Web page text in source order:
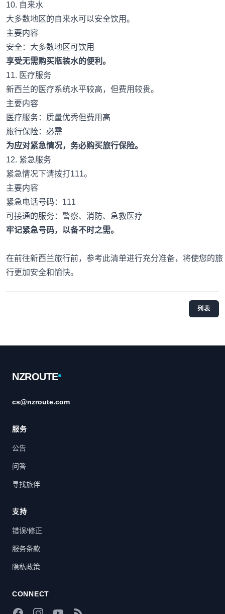
10. 自来水
大多数地区的自来水可以安全饮用。
主要内容
安全：大多数地区可饮用
享受无需购买瓶装水的便利。
11. 医疗服务
新西兰的医疗系统水平较高，但费用较贵。
主要内容
医疗服务：质量优秀但费用高
旅行保险：必需
为应对紧急情况，务必购买旅行保险。
12. 紧急服务
紧急情况下请拨打111。
主要内容
紧急电话号码：111
可接通的服务：警察、消防、急救医疗
牢记紧急号码，以备不时之需。
在前往新西兰旅行前，参考此清单进行充分准备，将使您的旅
行更加安全和愉快。
列表
NZROUTE
cs@nzroute.com
服务
公告
问答
寻找旅伴
支持
错误/修正
服务条款
隐私政策
CONNECT
FacebookInstagramYouTubeRSS Feed